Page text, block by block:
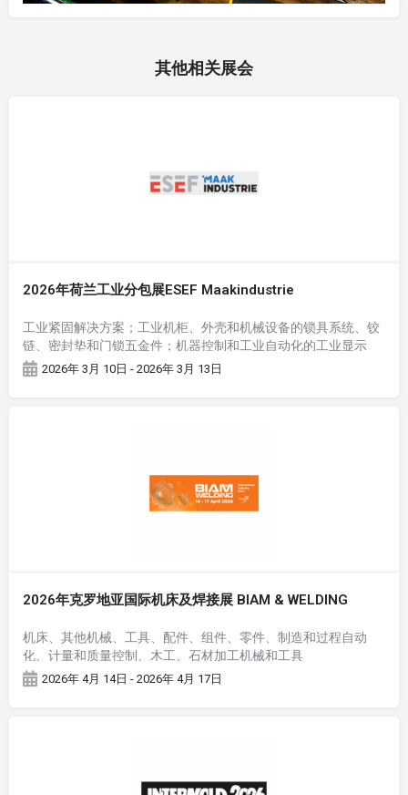
其他相关展会
2026年荷兰工业分包展ESEF Maakindustrie
工业紧固解决方案；工业机柜、外壳和机械设备的锁具系统、铰
链、密封垫和门锁五金件；机器控制和工业自动化的工业显示
器、面板电脑和人机界面 (HMI) 显示解决方案；电气和自动化应
2026年 3月 10日 - 2026年 3月 13日
2026年克罗地亚国际机床及焊接展 BIAM & WELDING
机床、其他机械、工具、配件、组件、零件、制造和过程自动
化、计量和质量控制、木工、石材加工机械和工具
2026年 4月 14日 - 2026年 4月 17日